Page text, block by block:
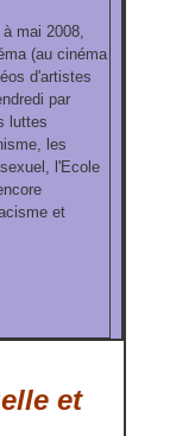
mai 2008,
(au cinéma
d'artistes
par
luttes
les
l'Ecole
et
et